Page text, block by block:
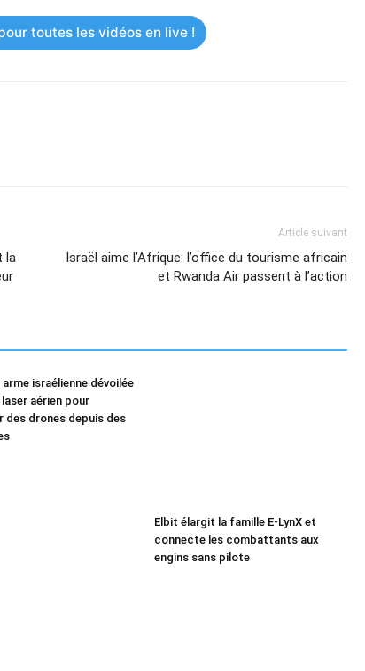
toutes les vidéos en live !
la
Article suivant
Israël aime l’Afrique: l’office du tourisme africain
et Rwanda Air passent à l’action
arme israélienne dévoilée
laser aérien pour
des drones depuis des
Elbit élargit la famille E-LynX et
connecte les combattants aux
engins sans pilote